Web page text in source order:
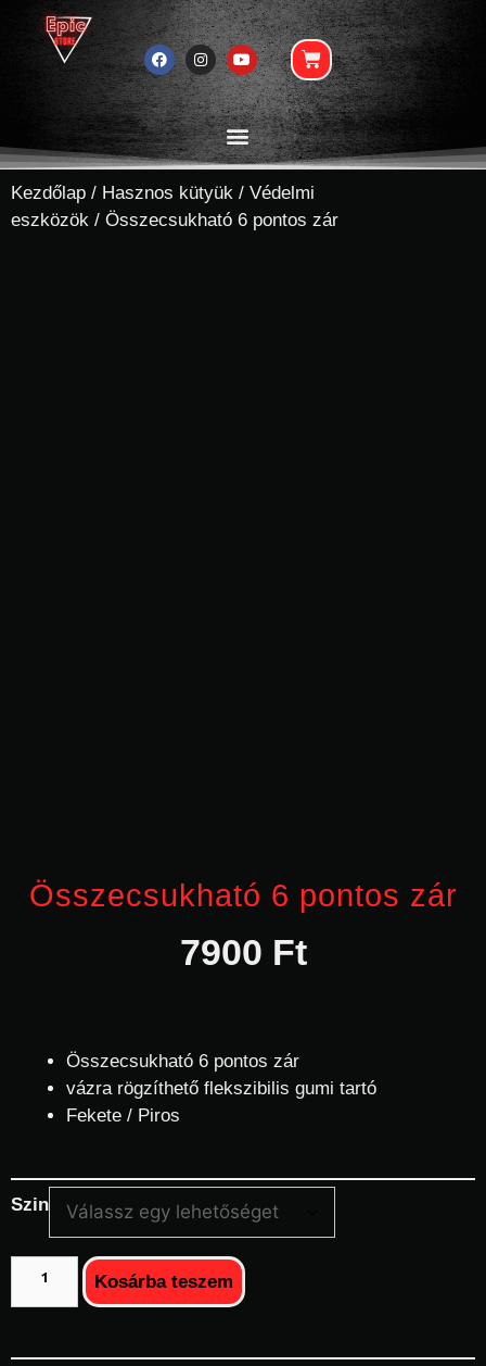
Kezdőlap / Hasznos kütyük / Védelmi
eszközök / Összecsukható 6 pontos zár
Összecsukható 6 pontos zár
7900 Ft
Összecsukható 6 pontos zár
vázra rögzíthető flekszibilis gumi tartó
Fekete / Piros
Szin
Kosárba teszem